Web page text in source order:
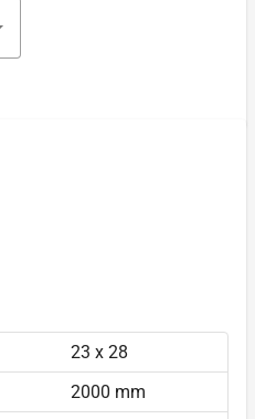
23 x 28
2000 mm